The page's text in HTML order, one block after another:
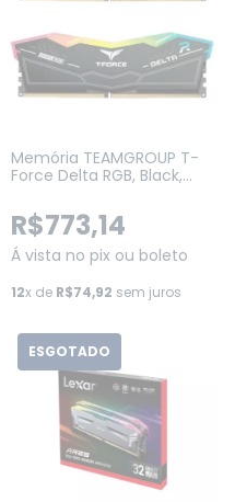
Memória TEAMGROUP T-
Force Delta RGB, Black,
DDR5, CL38 -
(FF3D532G6200HC38ADC01)
R$773,14
Á vista no pix ou boleto
12x de R$74,92 sem juros
ESGOTADO